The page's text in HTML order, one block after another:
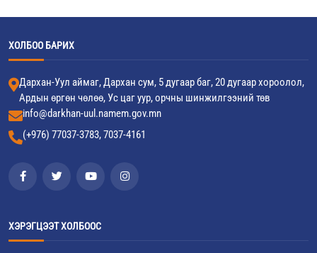
ХОЛБОО БАРИХ
Дархан-Уул аймаг, Дархан сум, 5 дугаар баг, 20 дугаар хороолол,
Ардын өргөн чөлөө, Ус цаг уур, орчны шинжилгээний төв
info@darkhan-uul.namem.gov.mn
(+976) 77037-3783, 7037-4161
ХЭРЭГЦЭЭТ ХОЛБООС